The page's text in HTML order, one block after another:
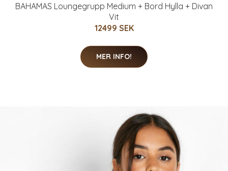
BAHAMAS Loungegrupp Medium + Bord Hylla + Divan
Vit
12499 SEK
MER INFO!